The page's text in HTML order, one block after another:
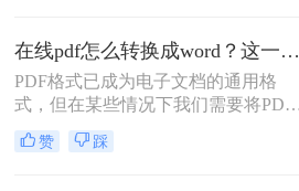
在线pdf怎么转换成word？这一种转换方法了解一下！
PDF格式已成为电子文档的通用格
式，但在某些情况下我们需要将PDF
转换成Word文档进行编辑和进一步处
理。本文将介绍一种常用的在线PDF
赞 踩